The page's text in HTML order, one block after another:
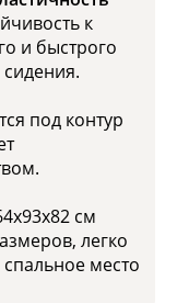
к
и быстрого
под контур
см
легко
место